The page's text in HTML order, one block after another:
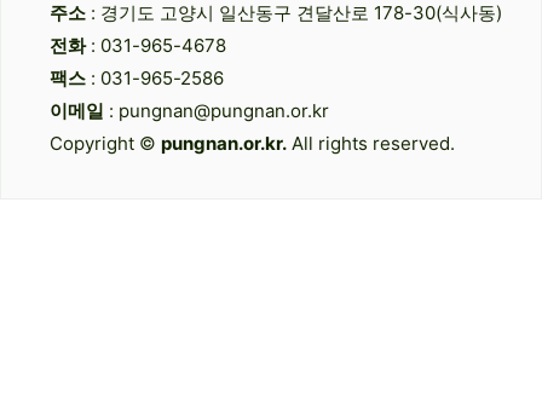
주소 : 경기도 고양시 일산동구 견달산로 178-30(식사동)
전화: 031-965-4678
팩스 : 031-965-2586
이메일 : pungnan@pungnan.or.kr
Copyright © pungnan.or.kr. All rights reserved.